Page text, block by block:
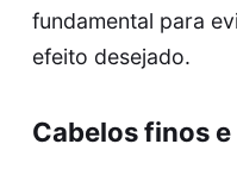
fundamental para
efeito desejado.
Cabelos finos